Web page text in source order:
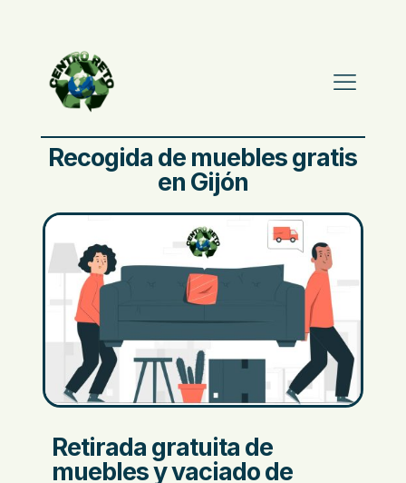
Recogida de muebles gratis
en Gijón
Retirada gratuita de
muebles y vaciado de